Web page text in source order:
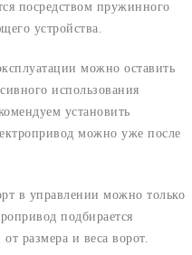
посредством пружинного
устройства.
можно оставить
использования
установить
можно уже после
в управлении можно только
подбирается
размера и веса ворот.